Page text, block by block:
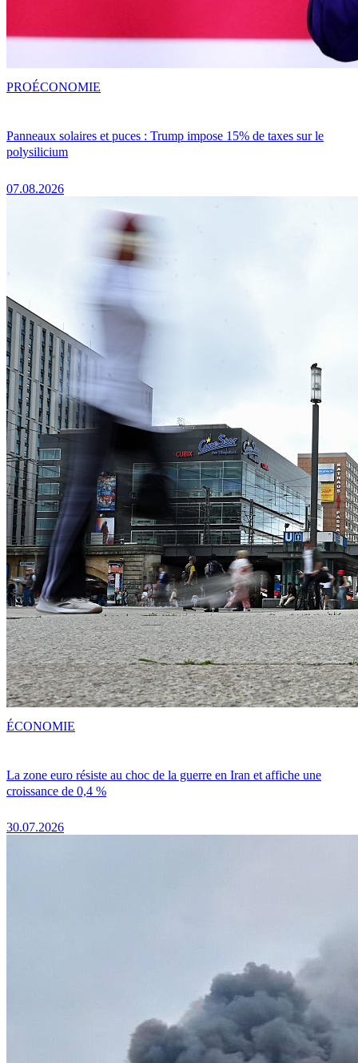
Panneaux solaires et puces : Trump impose 15% de taxes sur le
polysilicium
07.08.2026
PROÉCONOMIE
La zone euro résiste au choc de la guerre en Iran et affiche une
croissance de 0,4 %
30.07.2026
ÉCONOMIE